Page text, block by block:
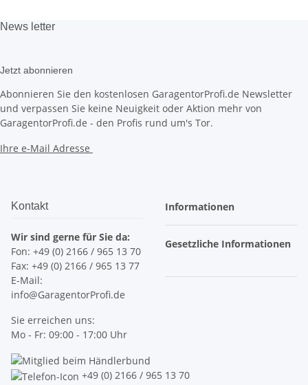
News letter
Jetzt abonnieren
Abonnieren Sie den kostenlosen GaragentorProfi.de Newsletter
und verpassen Sie keine Neuigkeit oder Aktion mehr von
GaragentorProfi.de - den Profis rund um's Tor.
Ihre e-Mail Adresse
Kontakt
Wir sind gerne für Sie da:
Fon: +49 (0) 2166 / 965 13 70
Fax: +49 (0) 2166 / 965 13 77
E-Mail:
info@GaragentorProfi.de
Sie erreichen uns:
Mo - Fr: 09:00 - 17:00 Uhr
Informationen
Gesetzliche Informationen
+49 (0) 2166 / 965 13 70